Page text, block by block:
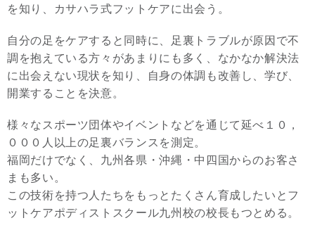
を知り、カサハラ式フットケアに出会う。
自分の足をケアすると同時に、足裏トラブルが原因で不
調を抱えている方々があまりにも多く、なかなか解決法
に出会えない現状を知り、自身の体調も改善し、学び、
開業することを決意。
様々なスポーツ団体やイベントなどを通じて延べ１０，
０００人以上の足裏バランスを測定。
福岡だけでなく、九州各県・沖縄・中四国からのお客さ
まも多い。
この技術を持つ人たちをもっとたくさん育成したいとフ
ットケアポディストスクール九州校の校長もつとめる。